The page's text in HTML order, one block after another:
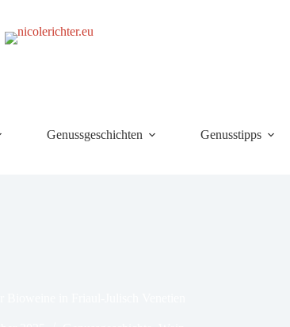
Genussgeschichten Genusstipps